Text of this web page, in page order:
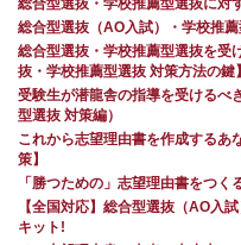
総合型選抜・学校推薦型選抜に対
総合型選抜（AO入試）・学校推
総合型選抜・学校推薦型選抜を受
抜・学校推薦型選抜 対策方法の鍵
受験生が潜龍舎の指導を受けるべ
型選抜 対策編）
これから志望理由書を作成するあ
策】
「勝つための」志望理由書をつく
【全国対応】総合型選抜（AO入
キット!